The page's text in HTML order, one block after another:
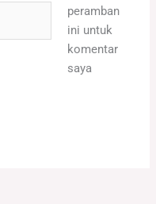
peramban
ini untuk
komentar
saya